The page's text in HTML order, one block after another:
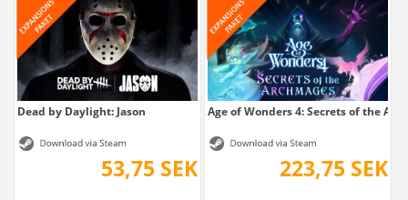
Dead by Daylight: Jason
53,75 SEK
Age of Wonders 4: Secrets of the
223,75 SEK